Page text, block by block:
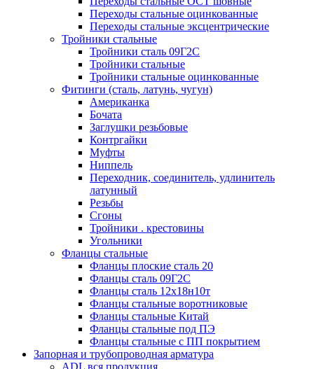
Переходы стальные оцинкованные
Переходы стальные эксцентрические
Тройники стальные
Тройники сталь 09Г2С
Тройники стальные
Тройники стальные оцинкованные
Фитинги (сталь, латунь, чугун)
Американка
Бочата
Заглушки резьбовые
Контргайки
Муфты
Ниппель
Переходник, соединитель, удлинитель
латунный
Резьбы
Сгоны
Тройники . крестовины
Угольники
Фланцы стальные
Фланцы плоские сталь 20
Фланцы сталь 09Г2С
Фланцы сталь 12х18н10т
Фланцы стальные воротниковые
Фланцы стальные Китай
Фланцы стальные под ПЭ
Фланцы стальные с ПП покрытием
Запорная и трубопроводная арматура
ADL вся продукция